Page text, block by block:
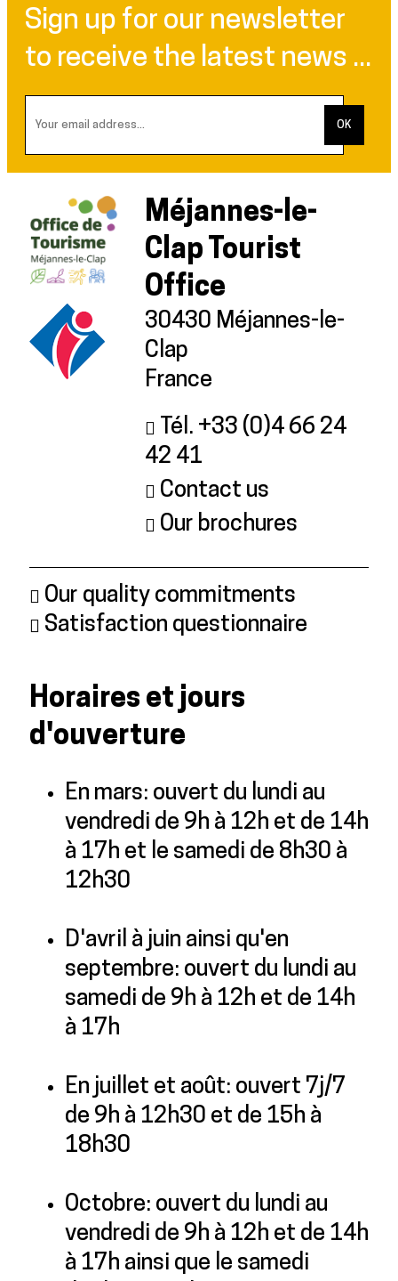
Sign up for our newsletter
to receive the latest news ...
Méjannes-le-
Clap Tourist
Office
30430 Méjannes-le-
Clap
France
Tél. +33 (0)4 66 24
42 41
Contact us
Our brochures
Our quality commitments
Satisfaction questionnaire
Horaires et jours
d'ouverture
En mars: ouvert du lundi au
vendredi de 9h à 12h et de 14h
à 17h et le samedi de 8h30 à
12h30
D'avril à juin ainsi qu'en
septembre: ouvert du lundi au
samedi de 9h à 12h et de 14h
à 17h
En juillet et août: ouvert 7j/7
de 9h à 12h30 et de 15h à
18h30
Octobre: ouvert du lundi au
vendredi de 9h à 12h et de 14h
à 17h ainsi que le samedi